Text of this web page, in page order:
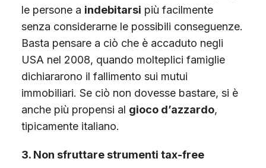
le persone a indebitarsi più facilmente
senza considerarne le possibili conseguenze.
Basta pensare a ciò che è accaduto negli
USA nel 2008, quando molteplici famiglie
dichiararono il fallimento sui mutui
immobiliari. Se ciò non dovesse bastare, si è
anche più propensi al gioco d’azzardo,
tipicamente italiano.
3. Non sfruttare strumenti tax-free